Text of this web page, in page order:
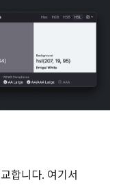
합니다. 여기서